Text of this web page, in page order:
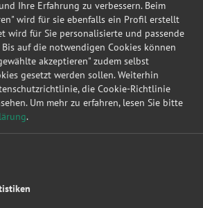
Porsche Boxster
Dacia Sandero II
A4 Avant
Opel Vectra C Lim
Opel
Mercedes-Benz
Ihre Erfahrung zu verbessern. Beim
wird für sie ebenfalls ein Profil erstellt
wird für Sie personalisierte und passende
auf die notwendigen Cookies können
akzeptieren" zudem selbst
gesetzt werden sollen. Weiterhin
die Cookie-Richtlinie
Um mehr zu erfahren, lesen Sie bitte
.